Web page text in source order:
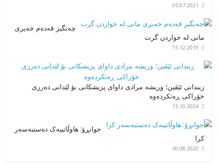
05.07.2021
چەنگیز قەدەم خەیری
مانی لە خواردن گرت
15.12.2019
زیندانی ئێڤین؛ وریشە مرادی داوای پزیشکانی بۆ لێدانی دەرزی
خۆراکی ڕەتکردەوە
15.10.2024
جوانڕۆ: هاوڵاتییەک دەستبەسەر
کرا
30.08.2020